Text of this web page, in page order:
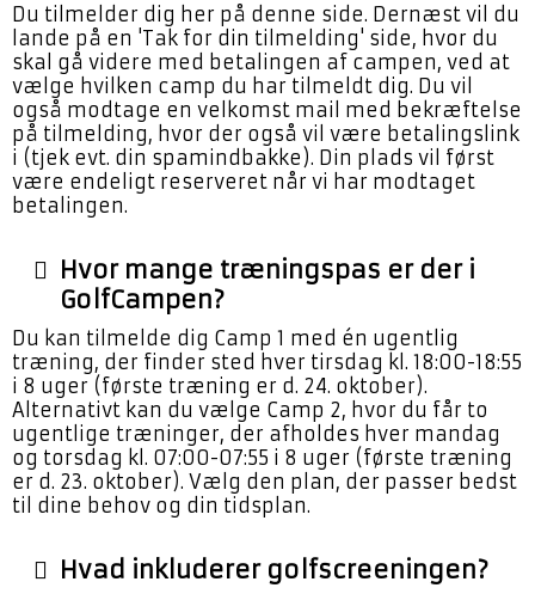
Du tilmelder dig her på denne side. Dernæst vil du
lande på en 'Tak for din tilmelding' side, hvor du
skal gå videre med betalingen af campen, ved at
vælge hvilken camp du har tilmeldt dig. Du vil
også modtage en velkomst mail med bekræftelse
på tilmelding, hvor der også vil være betalingslink
i (tjek evt. din spamindbakke). Din plads vil først
være endeligt reserveret når vi har modtaget
betalingen.
Hvor mange træningspas er der i
GolfCampen?
Du kan tilmelde dig Camp 1 med én ugentlig
træning, der finder sted hver tirsdag kl. 18:00-18:55
i 8 uger (første træning er d. 24. oktober).
Alternativt kan du vælge Camp 2, hvor du får to
ugentlige træninger, der afholdes hver mandag
og torsdag kl. 07:00-07:55 i 8 uger (første træning
er d. 23. oktober). Vælg den plan, der passer bedst
til dine behov og din tidsplan.
Hvad inkluderer golfscreeningen?